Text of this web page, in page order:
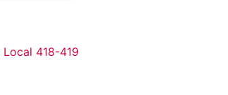
Local 418-419